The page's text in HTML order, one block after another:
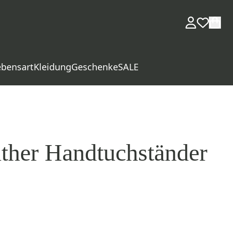
KleidungGeschenkeSALE
Handtuchständer